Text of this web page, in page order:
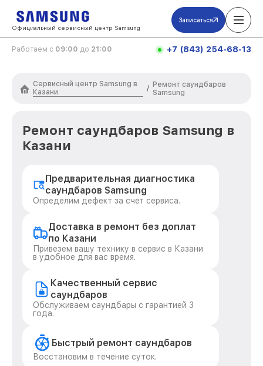
Официальный сервисный центр Samsung
Записаться
Работаем с 09:00 до 21:00 +7 (843) 254-68-13
Сервисный центр Samsung в
Казани
/ Ремонт саундбаров
Samsung
Ремонт саундбаров Samsung в
Казани
Предварительная диагностика
саундбаров Samsung
Определим дефект за счет сервиса.
Доставка в ремонт без доплат
по Казани
Привезем вашу технику в сервис в Казани
в удобное для вас время.
Качественный сервис
саундбаров
Обслуживаем саундбары с гарантией 3
года.
Быстрый ремонт саундбаров
Восстановим в течение суток.